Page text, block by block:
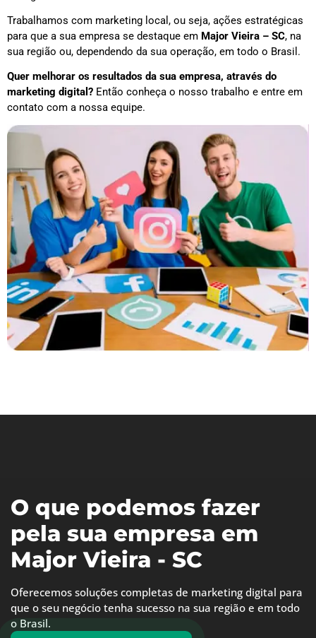
Trabalhamos com marketing local, ou seja, ações estratégicas
para que a sua empresa se destaque em Major Vieira – SC, na
sua região ou, dependendo da sua operação, em todo o Brasil.
Quer melhorar os resultados da sua empresa, através do
marketing digital? Então conheça o nosso trabalho e entre em
contato com a nossa equipe.
O que podemos fazer
pela sua empresa em
Major Vieira - SC
Oferecemos soluções completas de marketing digital para
que o seu negócio tenha sucesso na sua região e em todo
o Brasil.